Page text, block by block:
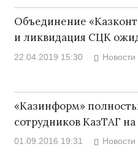
Объединение
и ликвидация СЦК
22.04.2019 15:30 Новости
«Казинформ»
сотрудников КазТАГ
01.09.2016 19:31 Новости